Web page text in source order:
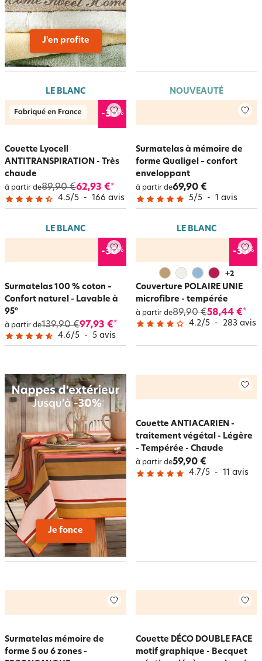
LE BLANC
-30%
Couette Lyocell
ANTITRANSPIRATION - Très
chaude
à partir de89,90 €62,93 €*
4.5/5 - 166 avis
NOUVEAUTÉ
Surmatelas à mémoire de
forme Qualigel – confort
enveloppant
à partir de69,90 €
5/5 - 1 avis
LE BLANC
-30%
Surmatelas 100 % coton –
Confort naturel - Lavable à
95°
à partir de139,90 €97,93 €*
4.6/5 - 5 avis
LE BLANC
-35%
+2
Couverture POLAIRE UNIE
microfibre - tempérée
à partir de89,90 €58,44 €*
4.2/5 - 283 avis
Couette ANTIACARIEN -
traitement végétal - Légère
- Tempérée - Chaude
à partir de59,90 €
4.7/5 - 11 avis
Surmatelas mémoire de
forme 5 ou 6 zones -
Couette DÉCO DOUBLE FACE
motif graphique - Becquet
J'en profite
Je fonce